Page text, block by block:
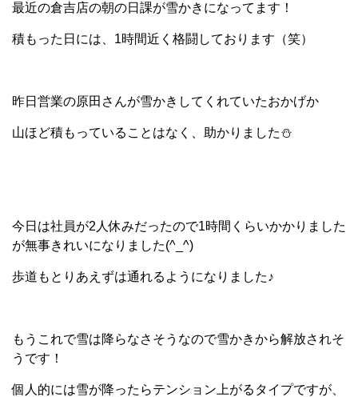
最近の倉吉店の朝の日課が雪かきになってます！
積もった日には、1時間近く格闘しております（笑）
昨日営業の原田さんが雪かきしてくれていたおかげか
山ほど積もっていることはなく、助かりました⛄
今日は社員が2人休みだったので1時間くらいかかりました
が無事きれいになりました(^_^)
歩道もとりあえずは通れるようになりました♪
もうこれで雪は降らなさそうなので雪かきから解放されそ
うです！
個人的には雪が降ったらテンション上がるタイプですが、